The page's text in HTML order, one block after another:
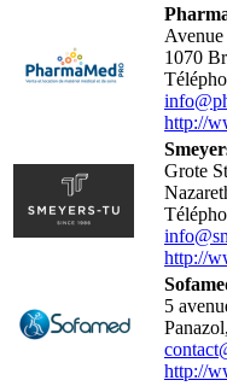
1070
http://
Grote
http://
5
http://